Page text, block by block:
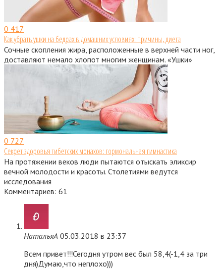
0 417
Как убрать ушки на бедрах в домашних условиях: причины, диета
Сочные скопления жира, расположенные в верхней части ног,
доставляют немало хлопот многим женщинам. «Ушки»
0 727
Секрет здоровья тибетских монахов: гормональная гимнастика
На протяжении веков люди пытаются отыскать эликсир
вечной молодости и красоты. Столетиями ведутся
исследования
Комментариев: 61
НатальяА 05.03.2018 в 23:37
Всем привет!!!Сегодня утром вес был 58,4(-1,4 за три
дня)Думаю,что неплохо)))